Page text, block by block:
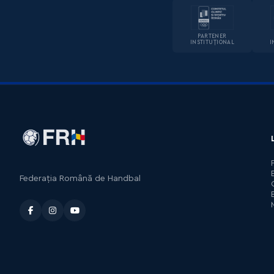
PARTENER
INSTITUȚIONAL
Federația Română de Handbal